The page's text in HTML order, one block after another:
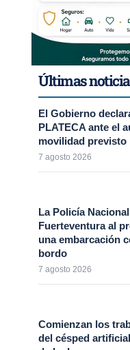
Últimas
El Gobierno
PLATECA ante el
movilidad previsto
7 agosto 2026
La Policía
Fuerteventura al
una embarcación
bordo
7 agosto 2026
Comienzan los
del césped